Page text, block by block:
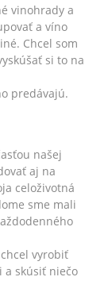
vinohrady a
a víno
Chcel som
si to na
predávajú.
našej
aj na
celoživotná
sme mali
vyrobiť
a skúsiť niečo